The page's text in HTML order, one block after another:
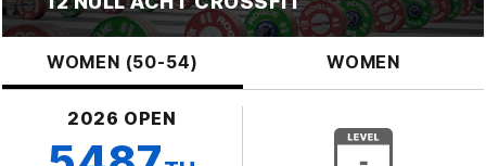
WOMEN (50-54) WOMEN
2026 OPEN